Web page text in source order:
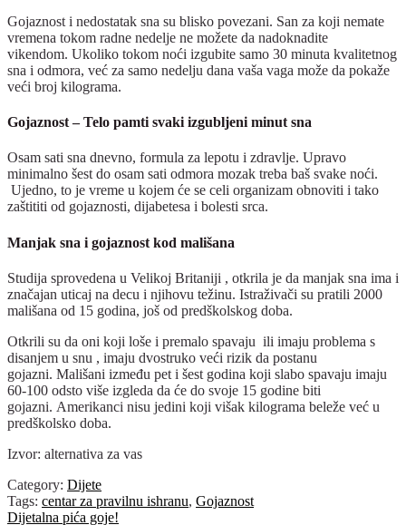
Gojaznost i nedostatak sna su blisko povezani. San za koji nemate
vremena tokom radne nedelje ne možete da nadoknadite
vikendom. Ukoliko tokom noći izgubite samo 30 minuta kvalitetnog
sna i odmora, već za samo nedelju dana vaša vaga može da pokaže
veći broj kilograma.
Gojaznost – Telo pamti svaki izgubljeni minut sna
Osam sati sna dnevno, formula za lepotu i zdravlje. Upravo
minimalno šest do osam sati odmora mozak treba baš svake noći.
Ujedno, to je vreme u kojem će se celi organizam obnoviti i tako
zaštititi od gojaznosti, dijabetesa i bolesti srca.
Manjak sna i gojaznost kod mališana
Studija sprovedena u Velikoj Britaniji , otkrila je da manjak sna ima i
značajan uticaj na decu i njihovu težinu. Istraživači su pratili 2000
mališana od 15 godina, još od predškolskog doba.
Otkrili su da oni koji loše i premalo spavaju ili imaju problema s
disanjem u snu , imaju dvostruko veći rizik da postanu
gojazni. Mališani između pet i šest godina koji slabo spavaju imaju
60-100 odsto više izgleda da će do svoje 15 godine biti
gojazni. Amerikanci nisu jedini koji višak kilograma beleže već u
predškolsko doba.
Izvor: alternativa za vas
Category: Dijete
Tags: centar za pravilnu ishranu, Gojaznost
Previous
Dijetalna pića goje!